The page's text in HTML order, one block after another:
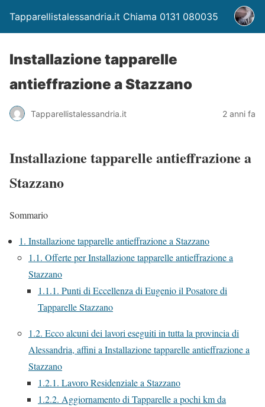
Tapparellistalessandria.it Chiama 0131 080035
Installazione tapparelle
antieffrazione a Stazzano
Tapparellistalessandria.it 2 anni fa
Installazione tapparelle antieffrazione a
Stazzano
Sommario
1. Installazione tapparelle antieffrazione a Stazzano
1.1. Offerte per Installazione tapparelle antieffrazione a
Stazzano
1.1.1. Punti di Eccellenza di Eugenio il Posatore di
Tapparelle Stazzano
1.2. Ecco alcuni dei lavori eseguiti in tutta la provincia di
Alessandria, affini a Installazione tapparelle antieffrazione a
Stazzano
1.2.1. Lavoro Residenziale a Stazzano
1.2.2. Aggiornamento di Tapparelle a pochi km da